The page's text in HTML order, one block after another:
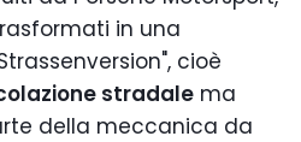
in una
cioè
stradale ma
della meccanica da